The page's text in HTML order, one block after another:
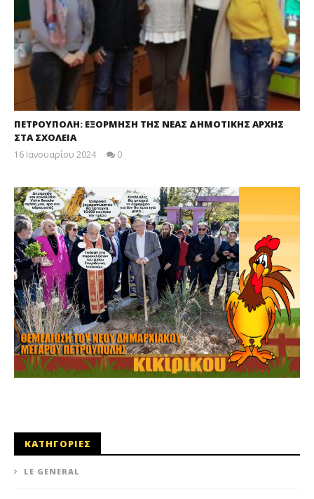
ΠΕΤΡΟΥΠΟΛΗ: ΕΞΟΡΜΗΣΗ ΤΗΣ ΝΕΑΣ ΔΗΜΟΤΙΚΗΣ ΑΡΧΗΣ
ΣΤΑ ΣΧΟΛΕΙΑ
16 Ιανουαρίου 2024
0
ΚΑΤΗΓΟΡΙΕΣ
LE GENERAL